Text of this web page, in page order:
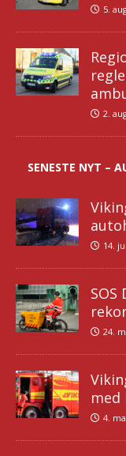
5.
2.
SENESTE NYT –
14.
24.
med
4.